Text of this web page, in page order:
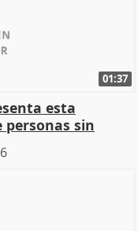
01:37
esta
sin